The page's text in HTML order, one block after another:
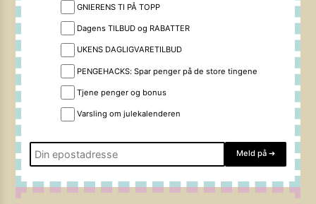
GNIERENS TI PÅ TOPP
Dagens TILBUD og RABATTER
UKENS DAGLIGVARETILBUD
PENGEHACKS: Spar penger på de store tingene
Tjene penger og bonus
Varsling om julekalenderen
Meld på ➔